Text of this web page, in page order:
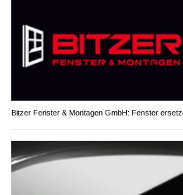
Bitzer Fenster & Montagen GmbH: Fenster